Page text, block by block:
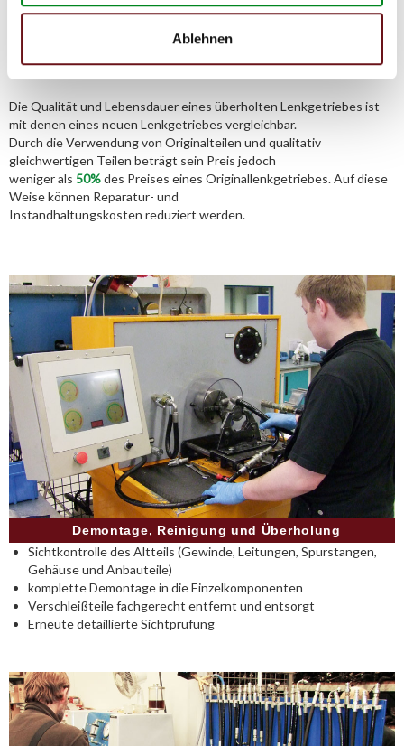
Ablehnen
Aufbereitungsprozess unserer
Lenkgetriebe und Servopumpen
Die Qualität und Lebensdauer eines überholten Lenkgetriebes ist
mit denen eines neuen Lenkgetriebes vergleichbar.
Durch die Verwendung von Originalteilen und qualitativ
gleichwertigen Teilen beträgt sein Preis jedoch
weniger als 50%des Preises eines Originallenkgetriebes. Auf diese
Weise können Reparatur- und
Instandhaltungskosten reduziert werden.
Demontage, Reinigung und Überholung
Sichtkontrolle des Altteils (Gewinde, Leitungen, Spurstangen,
Gehäuse und Anbauteile)
komplette Demontage in die Einzelkomponenten
Verschleißteile fachgerecht entfernt und entsorgt
Erneute detaillierte Sichtprüfung